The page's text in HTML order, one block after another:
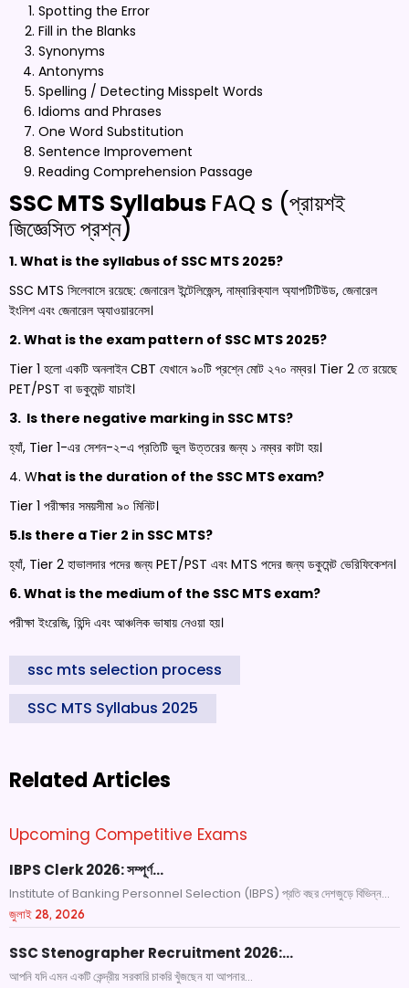
Spotting the Error
Fill in the Blanks
Synonyms
Antonyms
Spelling / Detecting Misspelt Words
Idioms and Phrases
One Word Substitution
Sentence Improvement
Reading Comprehension Passage
SSC MTS Syllabus FAQ s (প্রায়শই
জিজ্ঞেসিত প্রশ্ন)
1. What is the syllabus of SSC MTS 2025?
SSC MTS সিলেবাসে রয়েছে: জেনারেল ইন্টেলিজেন্স, নাম্বারিক্যাল অ্যাপটিটিউড, জেনারেল
ইংলিশ এবং জেনারেল অ্যাওয়ারনেস।
2. What is the exam pattern of SSC MTS 2025?
Tier 1 হলো একটি অনলাইন CBT যেখানে ৯০টি প্রশ্নে মোট ২৭০ নম্বর। Tier 2 তে রয়েছে
PET/PST বা ডকুমেন্ট যাচাই।
3. Is there negative marking in SSC MTS?
হ্যাঁ, Tier 1-এর সেশন-২-এ প্রতিটি ভুল উত্তরের জন্য ১ নম্বর কাটা হয়।
4. What is the duration of the SSC MTS exam?
Tier 1 পরীক্ষার সময়সীমা ৯০ মিনিট।
5.Is there a Tier 2 in SSC MTS?
হ্যাঁ, Tier 2 হাভালদার পদের জন্য PET/PST এবং MTS পদের জন্য ডকুমেন্ট ভেরিফিকেশন।
6. What is the medium of the SSC MTS exam?
পরীক্ষা ইংরেজি, হিন্দি এবং আঞ্চলিক ভাষায় নেওয়া হয়।
ssc mts selection process
SSC MTS Syllabus 2025
Related Articles
Upcoming Competitive Exams
IBPS Clerk 2026: সম্পূর্ণ…
Institute of Banking Personnel Selection (IBPS) প্রতি বছর দেশজুড়ে বিভিন্ন...
জুলাই 28, 2026
SSC Stenographer Recruitment 2026:…
আপনি যদি এমন একটি কেন্দ্রীয় সরকারি চাকরি খুঁজছেন যা আপনার...